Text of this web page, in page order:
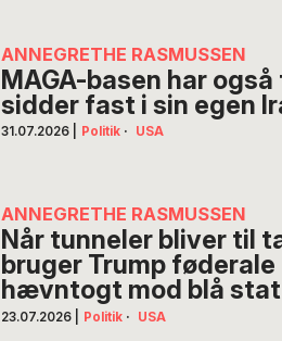
ANNEGRETHE RASMUSSEN
MAGA-basen har
sidder fast i sin egen
31.07.2026 Politik · USA
ANNEGRETHE RASMUSSEN
Når tunneler bliver til
bruger Trump
hævntogt mod blå
23.07.2026 Politik · USA